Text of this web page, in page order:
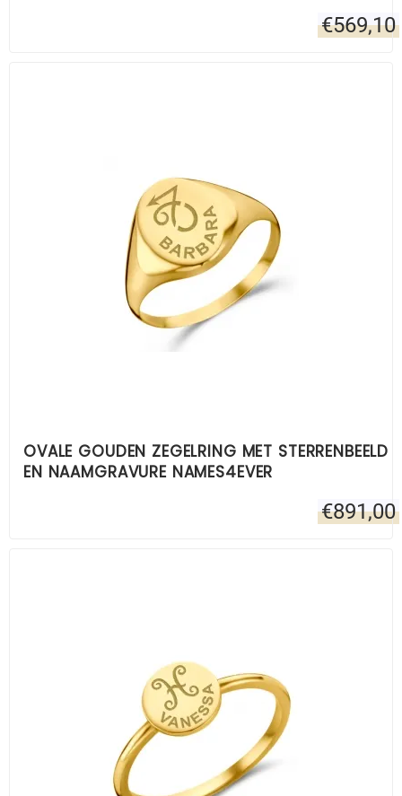
€569,10
OVALE GOUDEN ZEGELRING MET STERRENBEELD
EN NAAMGRAVURE NAMES4EVER
€891,00